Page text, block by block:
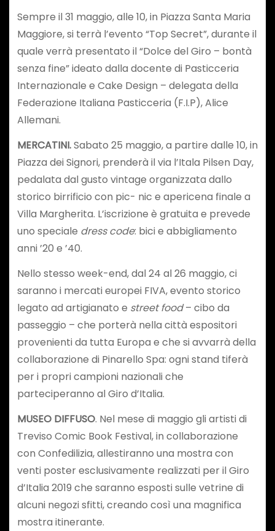
Sempre il 31 maggio, alle 10, in Piazza Santa Maria
Maggiore, si terrà l’evento “Top Secret”, durante il
quale verrà presentato il “Dolce del Giro – bontà
senza fine” ideato dalla docente di Pasticceria
Internazionale e Cake Design – delegata della
Federazione Italiana Pasticceria (F.I.P), Alice
Allemani.
MERCATINI.Sabato 25 maggio, a partire dalle 10, in
Piazza dei Signori, prenderà il via l’Itala Pilsen Day,
pedalata dal gusto vintage organizzata dallo
storico birrificio con pic- nic e apericena finale a
Villa Margherita. L’iscrizione è gratuita e prevede
uno speciale dress code: bici e abbigliamento
anni ’20 e ’40.
Nello stesso week-end, dal 24 al 26 maggio, ci
saranno i mercati europei FIVA, evento storico
legato ad artigianato e street food– cibo da
passeggio – che porterà nella città espositori
provenienti da tutta Europa e che si avvarrà della
collaborazione di Pinarello Spa: ogni stand tiferà
per i propri campioni nazionali che
parteciperanno al Giro d’Italia.
MUSEO DIFFUSO. Nel mese di maggio gli artisti di
Treviso Comic Book Festival, in collaborazione
con Confedilizia, allestiranno una mostra con
venti poster esclusivamente realizzati per il Giro
d’Italia 2019 che saranno esposti sulle vetrine di
alcuni negozi sfitti, creando così una magnifica
mostra itinerante.